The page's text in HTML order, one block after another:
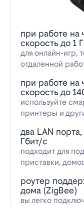
при работе на
скорость до 1
для онлайн-игр,
отдаленной
при работе на
скорость до
используйте
принтеры и
два LAN
Гбит/с
подходит для
приставки,
роутер
дома (ZigBee)
вы легко